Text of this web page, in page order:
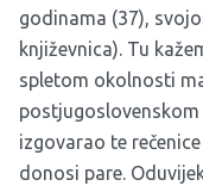
godinama (37),
književnica). Tu
spletom okolnosti
izgovarao te
donosi pare.